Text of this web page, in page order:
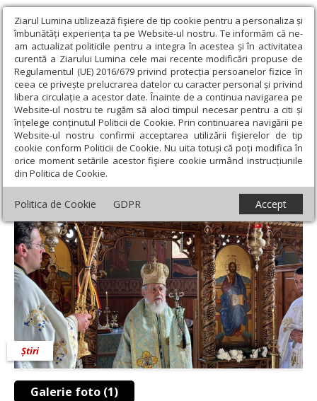
Ziarul Lumina utilizează fişiere de tip cookie pentru a personaliza și
îmbunătăți experiența ta pe Website-ul nostru. Te informăm că ne-
am actualizat politicile pentru a integra în acestea și în activitatea
curentă a Ziarului Lumina cele mai recente modificări propuse de
Regulamentul (UE) 2016/679 privind protecția persoanelor fizice în
ceea ce privește prelucrarea datelor cu caracter personal și privind
libera circulație a acestor date. Înainte de a continua navigarea pe
Website-ul nostru te rugăm să aloci timpul necesar pentru a citi și
înțelege conținutul Politicii de Cookie. Prin continuarea navigării pe
Website-ul nostru confirmi acceptarea utilizării fişierelor de tip
cookie conform Politicii de Cookie. Nu uita totuși că poți modifica în
orice moment setările acestor fişiere cookie urmând instrucțiunile
din Politica de Cookie.
Politica de Cookie GDPR Accept
Ziarul Lumina › Actualitate religioasă › Știri › Popas de
rugăciune la o mănăstire arădeană
Popas de rugăciune la o mănăstire
arădeană
Galerie foto (1)
Știri